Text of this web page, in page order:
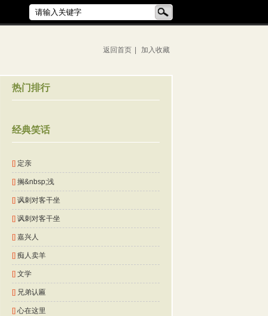
返回首页 加入收藏
热门排行
经典笑话
[] 定亲
[] 搁&nbsp;浅
[] 讽刺对客干坐
[] 讽刺对客干坐
[] 嘉兴人
[] 痴人卖羊
[] 文学
[] 兄弟认匾
[] 心在这里